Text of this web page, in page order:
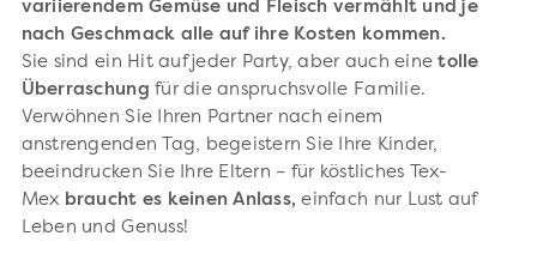
variierendem Gemüse und Fleisch vermählt und je
nach Geschmack alle auf ihre Kosten kommen.
Sie sind ein Hit auf jeder Party, aber auch einetolle
Überraschung für die anspruchsvolle Familie.
Verwöhnen Sie Ihren Partner nach einem
anstrengenden Tag, begeistern Sie Ihre Kinder,
beeindrucken Sie Ihre Eltern – für köstliches Tex-
Mex braucht es keinen Anlass, einfach nur Lust auf
Leben und Genuss!